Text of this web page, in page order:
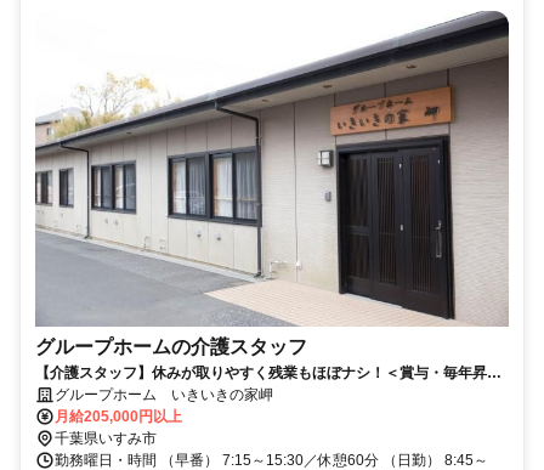
グループホームの介護スタッフ
【介護スタッフ】休みが取りやすく残業もほぼナシ！＜賞与・毎年昇給
あり＞ いすみ市 正社員 介護職
グループホーム いきいきの家岬
月給205,000円以上
千葉県いすみ市
勤務曜日・時間 （早番） 7:15～15:30／休憩60分 （日勤） 8:45～